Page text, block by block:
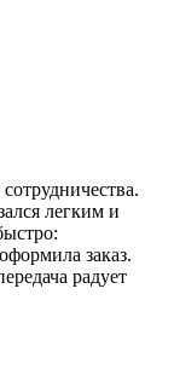
легким и
заказ.
радует